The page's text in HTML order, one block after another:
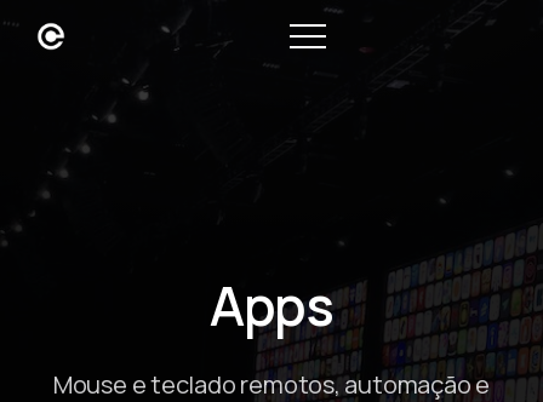
Apps
Mouse e teclado remotos, automação e